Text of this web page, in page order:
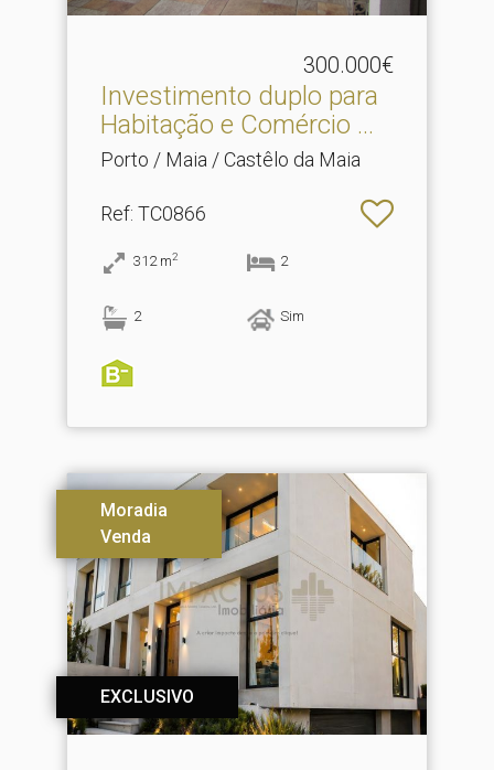
300.000€
Investimento duplo para
Habitação e Comércio .​..
Porto / Maia / Castêlo da Maia
Ref: TC0866
312 m2 2
2 Sim
Moradia
Venda
EXCLUSIVO